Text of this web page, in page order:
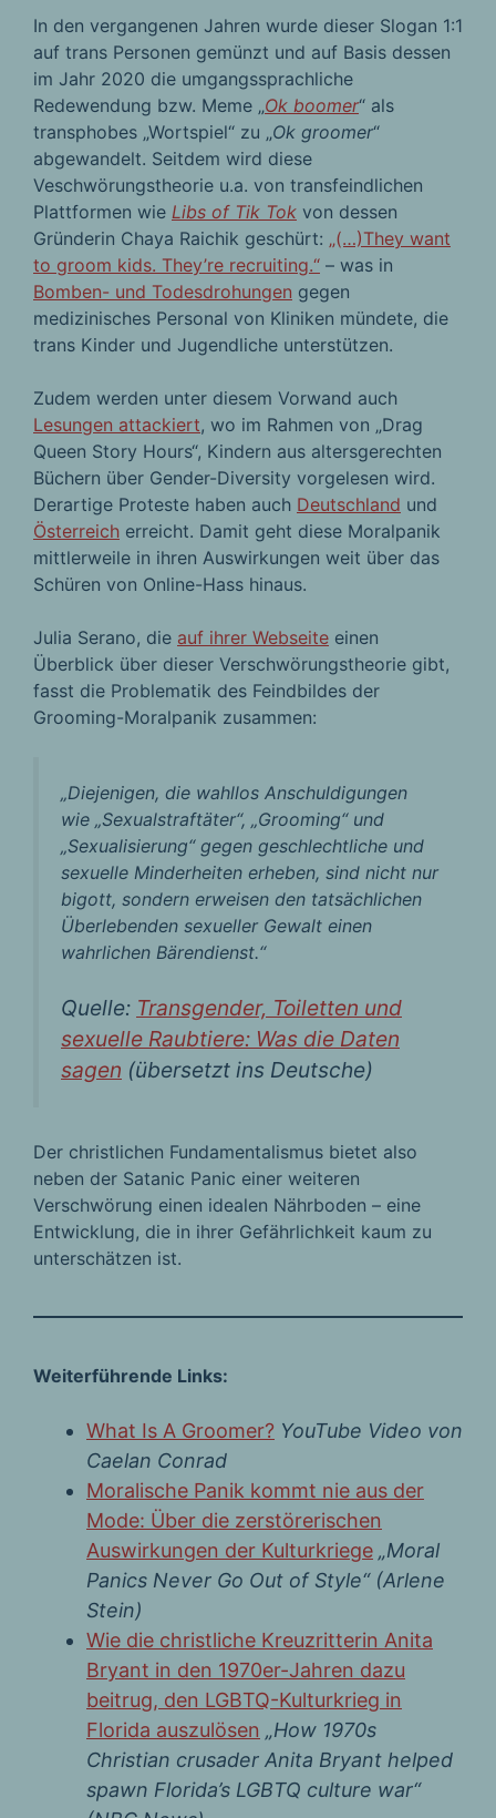
In den vergangenen Jahren wurde dieser Slogan 1:1
auf trans Personen gemünzt und auf Basis dessen
im Jahr 2020 die umgangssprachliche
Redewendung bzw. Meme „Ok boomer“ als
transphobes „Wortspiel“ zu „Ok groomer“
abgewandelt. Seitdem wird diese
Veschwörungstheorie u.a. von transfeindlichen
Plattformen wie Libs of Tik Tok von dessen
Gründerin Chaya Raichik geschürt: „(…)They want
to groom kids. They’re recruiting.“ – was in
Bomben- und Todesdrohungen gegen
medizinisches Personal von Kliniken mündete, die
trans Kinder und Jugendliche unterstützen.
Zudem werden unter diesem Vorwand auch
Lesungen attackiert, wo im Rahmen von „Drag
Queen Story Hours“, Kindern aus altersgerechten
Büchern über Gender-Diversity vorgelesen wird.
Derartige Proteste haben auch Deutschland und
Österreich erreicht. Damit geht diese Moralpanik
mittlerweile in ihren Auswirkungen weit über das
Schüren von Online-Hass hinaus.
Julia Serano, die auf ihrer Webseite einen
Überblick über dieser Verschwörungstheorie gibt,
fasst die Problematik des Feindbildes der
Grooming-Moralpanik zusammen:
„Diejenigen, die wahllos Anschuldigungen
wie „Sexualstraftäter“, „Grooming“ und
„Sexualisierung“ gegen geschlechtliche und
sexuelle Minderheiten erheben, sind nicht nur
bigott, sondern erweisen den tatsächlichen
Überlebenden sexueller Gewalt einen
wahrlichen Bärendienst.“
Quelle: Transgender, Toiletten und
sexuelle Raubtiere: Was die Daten
sagen (übersetzt ins Deutsche)
Der christlichen Fundamentalismus bietet also
neben der Satanic Panic einer weiteren
Verschwörung einen idealen Nährboden – eine
Entwicklung, die in ihrer Gefährlichkeit kaum zu
unterschätzen ist.
Weiterführende Links:
What Is A Groomer? YouTube Video von
Caelan Conrad
Moralische Panik kommt nie aus der
Mode: Über die zerstörerischen
Auswirkungen der Kulturkriege „Moral
Panics Never Go Out of Style“ (Arlene
Stein)
Wie die christliche Kreuzritterin Anita
Bryant in den 1970er-Jahren dazu
beitrug, den LGBTQ-Kulturkrieg in
Florida auszulösen „How 1970s
Christian crusader Anita Bryant helped
spawn Florida’s LGBTQ culture war“